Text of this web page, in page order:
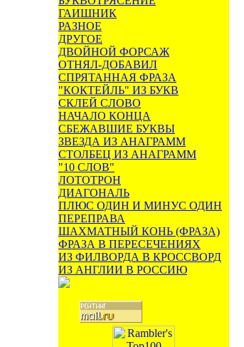
ГАИШНИК
РАЗНОЕ
ДРУГОЕ
ДВОЙНОЙ ФОРСАЖ
ОТНЯЛ-ДОБАВИЛ
СПРЯТАННАЯ ФРАЗА
"КОКТЕЙЛЬ" ИЗ БУКВ
СКЛЕЙ СЛОВО
НАЧАЛО КОНЦА
СБЕЖАВШИЕ БУКВЫ
ЗВЕЗДА ИЗ АНАГРАММ
СТОЛБЕЦ ИЗ АНАГРАММ
"10 СЛОВ"
ЛОТОТРОН
ДИАГОНАЛЬ
ПЛЮС ОДИН И МИНУС ОДИН
ПЕРЕПРАВА
ШАХМАТНЫЙ КОНЬ (ФРАЗА)
ФРАЗА В ПЕРЕСЕЧЕНИЯХ
ИЗ ФИЛВОРДА В КРОССВОРД
ИЗ АНГЛИИ В РОССИЮ